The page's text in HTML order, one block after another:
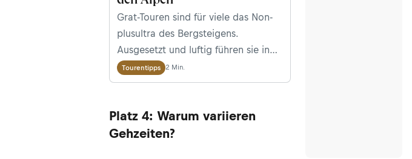
Grat-Touren sind für viele das Non­
plus­ul­t­ra des Bergsteigens.
Ausgesetzt und luftig führen sie in
meist wunderschönen Linien direkt
auf den Gipfel. Wir stellen euch
den Alpen vor.
Tourentipps 2 Min.
Platz 4: Warum variieren
Gehzeiten?